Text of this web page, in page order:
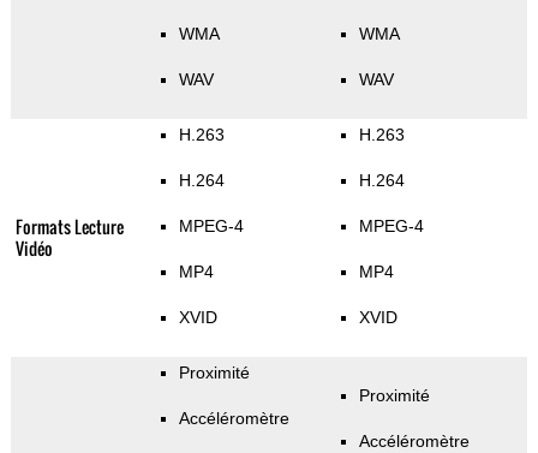
WMA
WAV
WMA
WAV
Formats Lecture
Vidéo
H.263
H.264
MPEG-4
MP4
XVID
H.263
H.264
MPEG-4
MP4
XVID
Proximité
Accéléromètre
Proximité
Accéléromètre